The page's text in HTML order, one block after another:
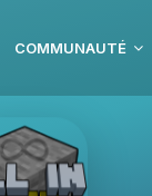
COMMUNAUTÉ